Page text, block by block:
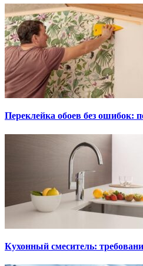
Переклейка обоев без ошибок:
Кухонный смеситель: